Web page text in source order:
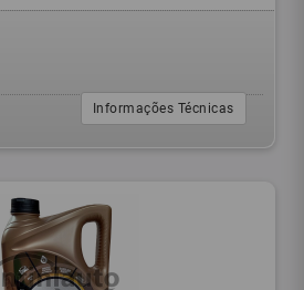
Informações Técnicas